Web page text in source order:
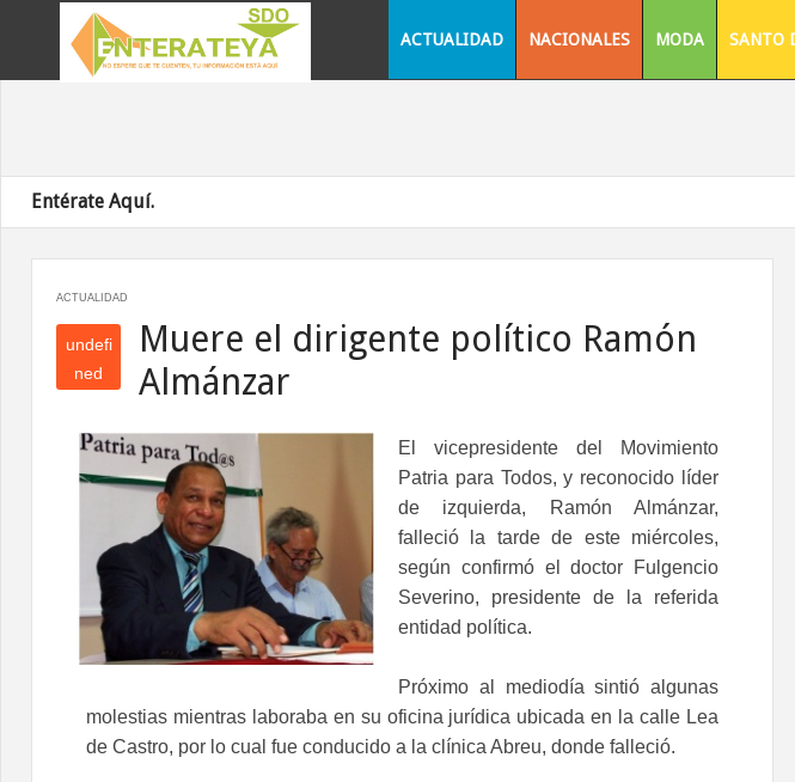
ACTUALIDAD NACIONALES MODA SANTO
Entérate Aquí.
ACTUALIDAD
undefi
ned
efin
ed
Muere el dirigente político Ramón
Almánzar
El vicepresidente del Movimiento
Patria para Todos, y reconocido líder
de izquierda, Ramón Almánzar,
falleció la tarde de este miércoles,
según confirmó el doctor Fulgencio
Severino, presidente de la referida
entidad política.
Próximo al mediodía sintió algunas
molestias mientras laboraba en su oficina jurídica ubicada en la calle Lea
de Castro, por lo cual fue conducido a la clínica Abreu, donde falleció.